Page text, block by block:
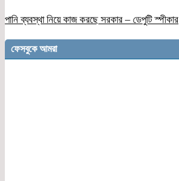
পানি ব্যবস্থা নিয়ে কাজ করছে সরকার – ডেপুটি স্পীকার
ফেসবুকে আমরা